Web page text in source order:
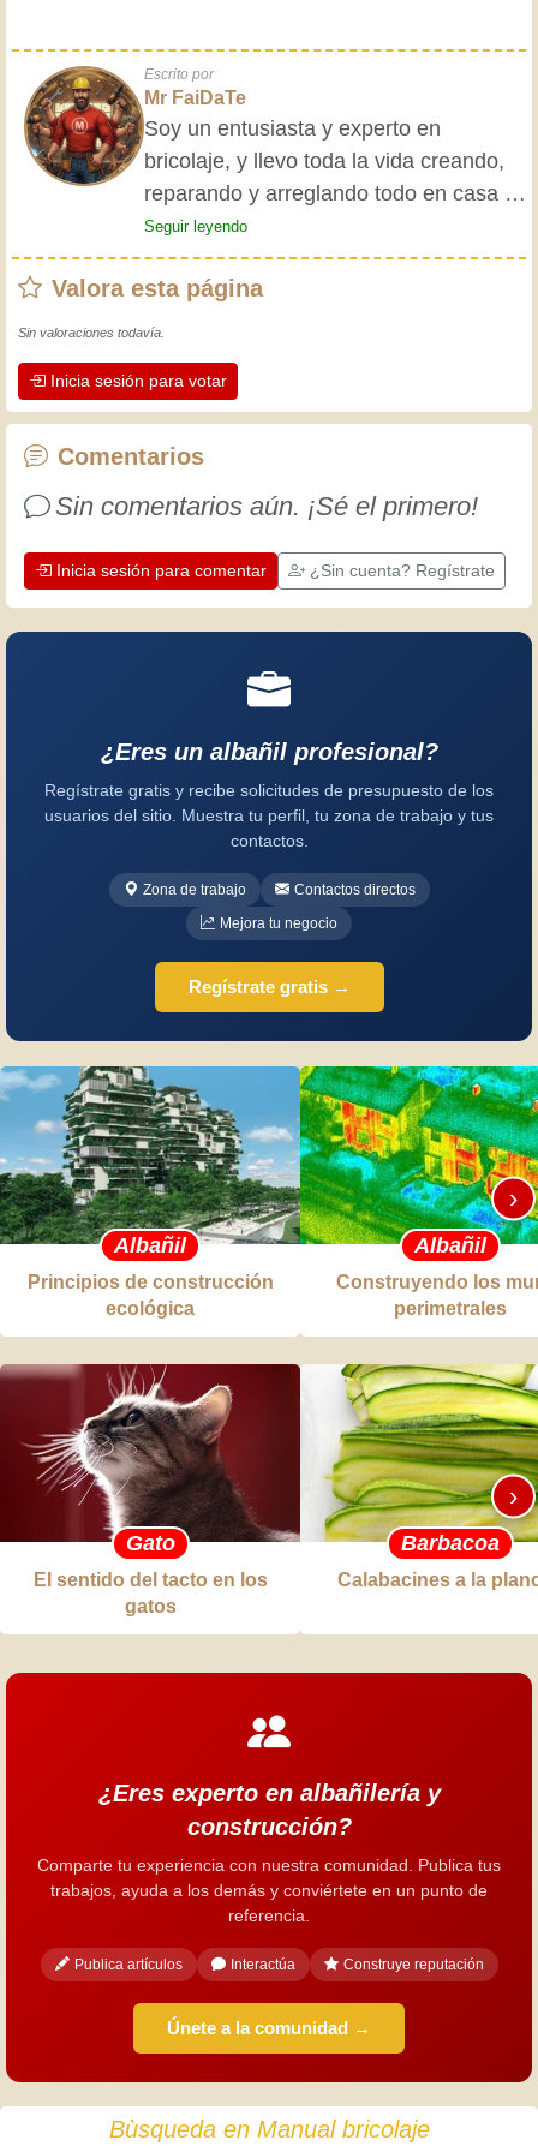
Escrito por
Mr FaiDaTe
Soy un entusiasta y experto en
bricolaje, y llevo toda la vida creando,
reparando y arreglando todo en casa y
para mis amigos. Mis abuelos me
enseñaron lo básico desde pequeño, y
desde entonces he adquirido una vasta
experiencia. ¡La experiencia enseña! Te
apreciar la dedicación que los
artesanos profesionales ponen en su
trabajo. Aprendamos juntos; cada día
¡Diviértete!
Seguir leyendo
Valora esta página
Sin valoraciones todavía.
Inicia sesión para votar
Comentarios
Sin comentarios aún. ¡Sé el primero!
Inicia sesión para comentar ¿Sin cuenta? Regístrate
¿Eres un albañil profesional?
Regístrate gratis y recibe solicitudes de presupuesto de los
usuarios del sitio. Muestra tu perfil, tu zona de trabajo y tus
contactos.
Zona de trabajo
Contactos directos
Mejora tu negocio
Regístrate gratis →
Albañil
Principios de construcción
ecológica
Albañil
Construyendo los
perimetrales
›
Gato
El sentido del tacto en los
gatos
Barbacoa
Calabacines a la
›
¿Eres experto en albañilería y
construcción?
Comparte tu experiencia con nuestra comunidad. Publica tus
trabajos, ayuda a los demás y conviértete en un punto de
referencia.
Publica artículos Interactúa Construye reputación
Únete a la comunidad →
Bùsqueda en Manual bricolaje